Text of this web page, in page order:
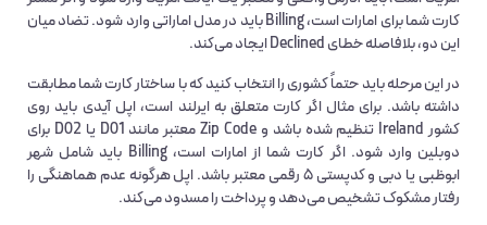
کارت شما برای امارات است، Billing باید در مدل اماراتی وارد شود. تضاد میان
این دو، بلافاصله خطای Declined ایجاد می‌کند.
در این مرحله باید حتماً کشوری را انتخاب کنید که با ساختار کارت شما مطابقت
داشته باشد. برای مثال اگر کارت متعلق به ایرلند است، اپل آیدی باید روی
کشور Ireland تنظیم شده باشد و Zip Code معتبر مانند D01 یا D02 برای
دوبلین وارد شود. اگر کارت شما از امارات است، Billing باید شامل شهر
ابوظبی یا دبی و کدپستی ۵ رقمی معتبر باشد. اپل هرگونه عدم هماهنگی را
رفتار مشکوک تشخیص می‌دهد و پرداخت را مسدود می‌کند.